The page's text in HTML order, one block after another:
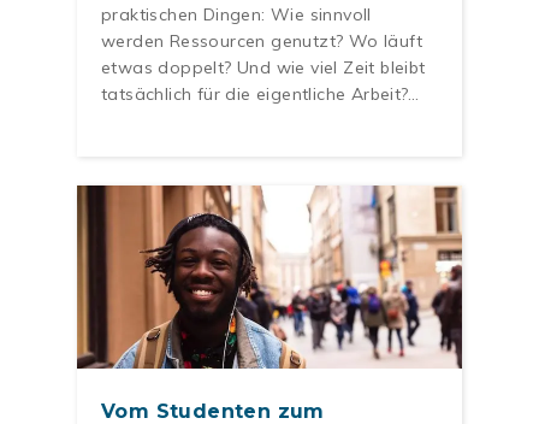
praktischen Dingen: Wie sinnvoll
werden Ressourcen genutzt? Wo läuft
etwas doppelt? Und wie viel Zeit bleibt
tatsächlich für die eigentliche Arbeit?…
Vom Studenten zum